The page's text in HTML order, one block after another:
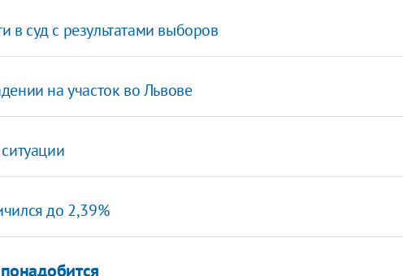
в суд с результатами выборов
на участок во Львове
до 2,39%